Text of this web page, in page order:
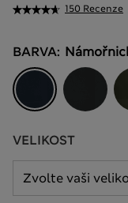
150 Recenze
BARVA:
VELIKOST